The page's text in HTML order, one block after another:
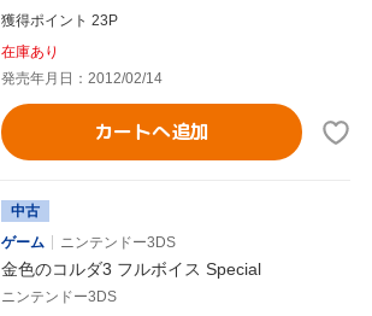
獲得ポイント 23P
在庫あり
発売年月日：2012/02/14
カートへ追加
中古
ゲーム
ニンテンドー3DS
金色のコルダ3 フルボイス Special
ニンテンドー3DS